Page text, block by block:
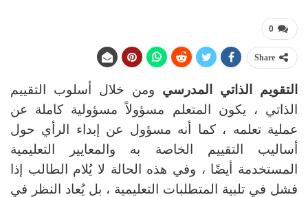
0
Share
التقويم الذاتي المدرسي ومن خلال أسلوب التقييم
الذاتي ، يكون المتعلم مسؤولاً مسؤولية كاملة عن
عملية تعلمه ، كما أنه مسؤول عن إبداء الرأي حول
أساليب التقييم الخاصة به والمعايير التعليمية
المستخدمة أيضًا ، وفي هذه الحالة لا يُلام الطالب إذا
فشل في تلبية المتطلبات التعليمية ، بل يُعاد النظر في